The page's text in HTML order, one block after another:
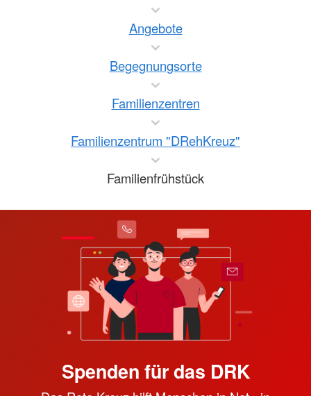
Angebote
Begegnungsorte
Familienzentren
Familienzentrum "DRehKreuz"
Familienfrühstück
Spenden für das DRK